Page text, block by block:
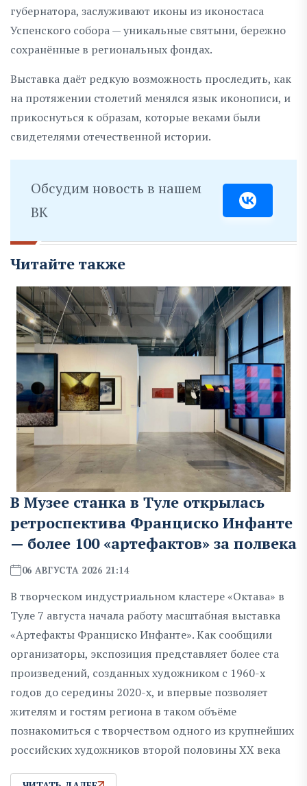
губернатора, заслуживают иконы из иконостаса
Успенского собора — уникальные святыни, бережно
сохранённые в региональных фондах.
Выставка даёт редкую возможность проследить, как
на протяжении столетий менялся язык иконописи, и
прикоснуться к образам, которые веками были
свидетелями отечественной истории.
Обсудим новость в нашем
ВК
Читайте также
В Музее станка в Туле открылась
ретроспектива Франциско Инфанте
— более 100 «артефактов» за полвека
06 АВГУСТА 2026 21:14
В творческом индустриальном кластере «Октава» в
Туле 7 августа начала работу масштабная выставка
«Артефакты Франциско Инфанте». Как сообщили
организаторы, экспозиция представляет более ста
произведений, созданных художником с 1960-х
годов до середины 2020-х, и впервые позволяет
жителям и гостям региона в таком объёме
познакомиться с творчеством одного из крупнейших
российских художников второй половины XX века